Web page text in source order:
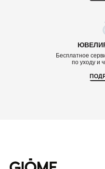
Бесплатное
по уходу и